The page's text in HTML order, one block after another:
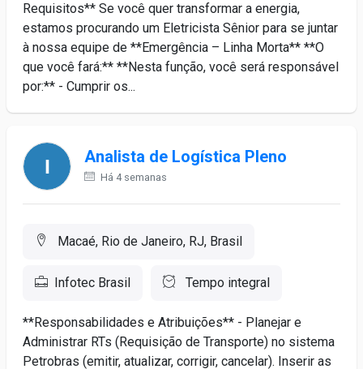
Requisitos** Se você quer transformar a energia,
estamos procurando um Eletricista Sênior para se juntar
à nossa equipe de **Emergência – Linha Morta** **O
que você fará:** **Nesta função, você será responsável
por:** - Cumprir os...
Analista de Logística Pleno
Há 4 semanas
Macaé, Rio de Janeiro, RJ, Brasil
Infotec Brasil Tempo integral
**Responsabilidades e Atribuições** - Planejar e
Administrar RTs (Requisição de Transporte) no sistema
Petrobras (emitir, atualizar, corrigir, cancelar). Inserir as